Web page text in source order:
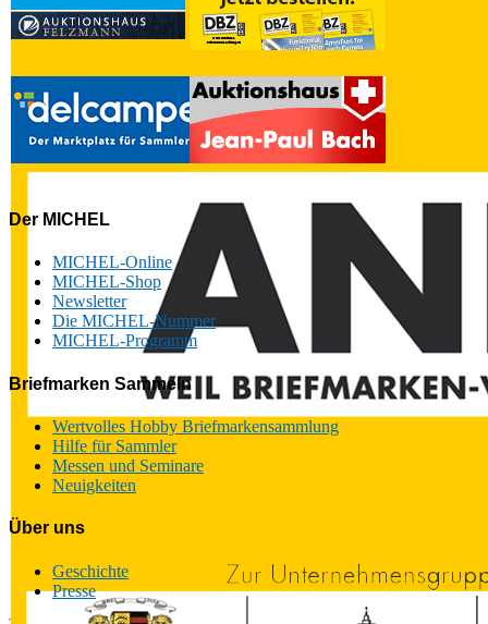
Der MICHEL
MICHEL-Online
MICHEL-Shop
Newsletter
Die MICHEL-Nummer
MICHEL-Programm
Briefmarken Sammeln
Wertvolles Hobby Briefmarkensammlung
Hilfe für Sammler
Messen und Seminare
Neuigkeiten
Über uns
Geschichte
Presse